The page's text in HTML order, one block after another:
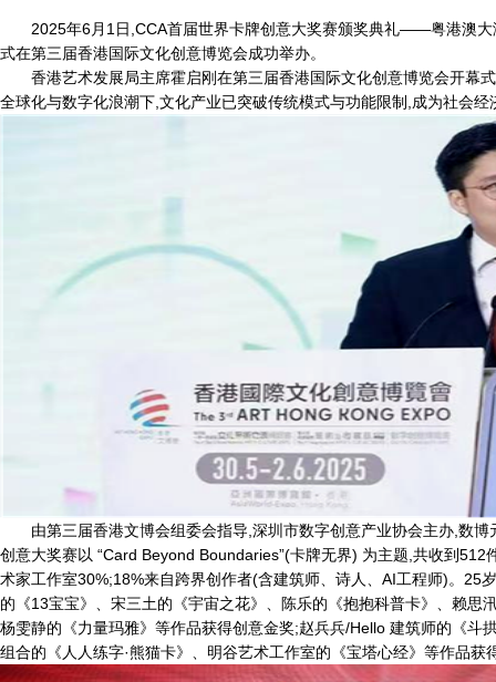
2025年6月1日,CCA首届世界卡牌创意大奖赛颁奖典礼——粤港澳
式在第三届香港国际文化创意博览会成功举办。
香港艺术发展局主席霍启刚在第三届香港国际文化创意博览会开幕
全球化与数字化浪潮下,文化产业已突破传统模式与功能限制,成为社会
由第三届香港文博会组委会指导,深圳市数字创意产业协会主办,数
创意大奖赛以 “Card Beyond Boundaries”(卡牌无界) 为主题,共收到
术家工作室30%;18%来自跨界创作者(含建筑师、诗人、AI工程师)。25
的《13宝宝》、宋三土的《宇宙之花》、陈乐的《抱抱科普卡》、赖思
杨雯静的《力量玛雅》等作品获得创意金奖;赵兵兵/Hello 建筑师的《斗
组合的《人人练字·熊猫卡》、明谷艺术工作室的《宝塔心经》等作品获